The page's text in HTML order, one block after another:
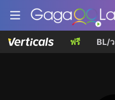
ฟรี BL/